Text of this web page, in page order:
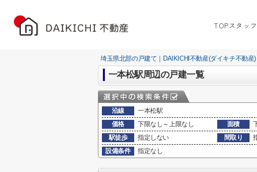
TOPスタッ
埼玉県北部の戸建て｜DAIKICHI不動産(ダイキチ不動産)
一本松駅周辺の戸建一覧
沿線
一本松駅
価格
下限なし～上限なし 面積
駅徒歩
指定しない 間取り
設備条件
指定なし